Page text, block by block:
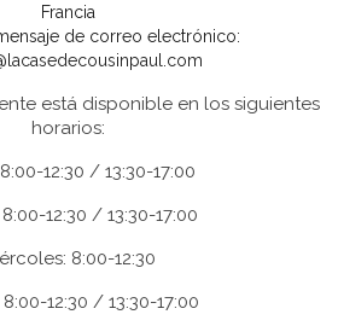
Francia
de correo electrónico:
está disponible en los siguientes
horarios:
12:30 / 13:30-17:00
12:30 / 13:30-17:00
8:00-12:30
12:30 / 13:30-17:00